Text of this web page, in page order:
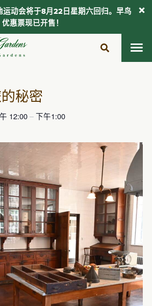
秘密
12:00–下午1:00
动会将于8月22日星期六回归。早鸟
优惠票现已开售！